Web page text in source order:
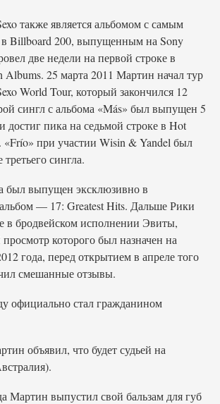
также является альбомом с самым
Billboard 200, выпущенным на Sony
две недели на первой строке в
25 марта 2011 Мартин начал тур
World Tour, который закончился 12
сингл с альбома «Más» был выпущен 5
достиг пика на седьмой строке в Hot
«Frío» при участии Wisin & Yandel был
сингла.
был выпущен эксклюзивно в
— 17: Greatest Hits. Дальше Рики
в бродвейском исполнении Эвиты,
которого был назначен на
года, перед открытием в апреле того
смешанные отзывы.
официально стал гражданином
объявил, что будет судьей на
Мартин выпустил свой бальзам для губ